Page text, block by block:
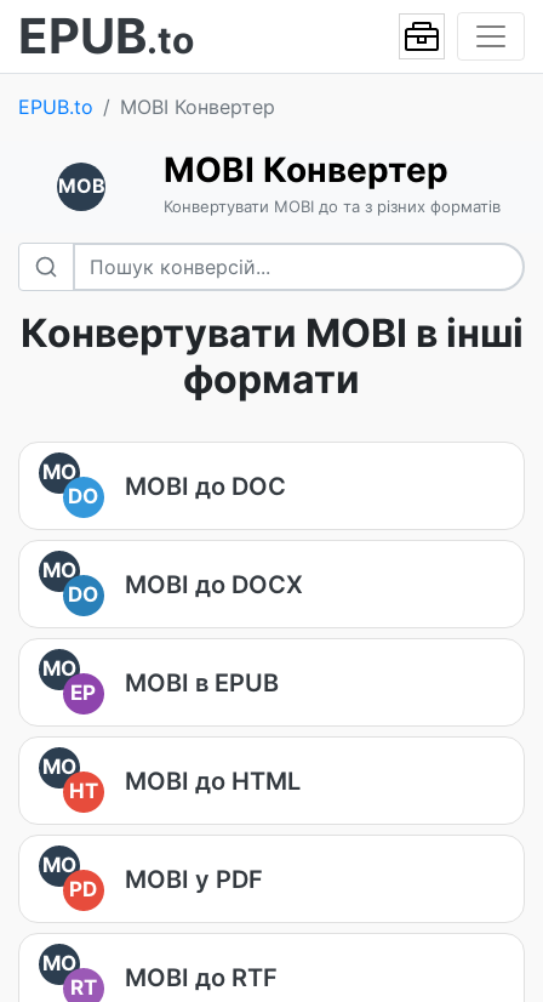
EPUB.to
EPUB.to MOBI Конвертер
MOB MOBI Конвертер
Конвертувати MOBI до та з різних форматів
Конвертувати MOBI в інші
формати
MO
DO
MOBI до DOC
MO
DO
MOBI до DOCX
MO
EP
MOBI в EPUB
MO
HT
MOBI до HTML
MO
PD
MOBI у PDF
MO
RT
MOBI до RTF